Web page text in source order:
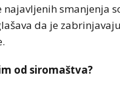
smanjenja
da je
od siromaštva?